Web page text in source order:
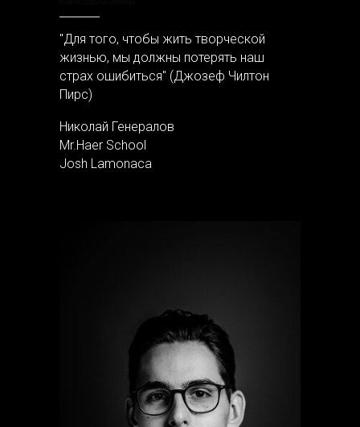
"Для того, чтобы жить творческой
жизнью, мы должны потерять наш
страх ошибиться" (Джозеф Чилтон
Пирс)
Николай Генералов
Mr.Haer School
Josh Lamonaca